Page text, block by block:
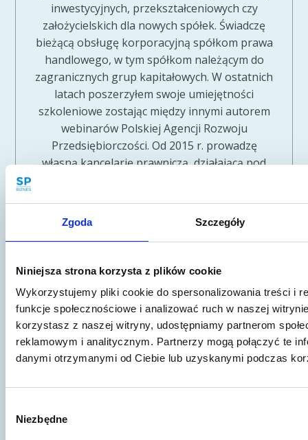
Zgoda Szczegóły
Niniejsza strona korzysta z plików cookie
Wykorzystujemy pliki cookie do spersonalizowania treści i
funkcje społecznościowe i analizować ruch w naszej
korzystasz z naszej witryny, udostępniamy partnerom
reklamowym i analitycznym. Partnerzy mogą połączyć te
danymi otrzymanymi od Ciebie lub uzyskanymi podczas
zgody
Niezbędne
inwestycyjnych, przekształceniowych czy
założycielskich dla nowych spółek. Świadczę
bieżącą obsługę korporacyjną spółkom prawa
handlowego, w tym spółkom należącym do
zagranicznych grup kapitałowych. W ostatnich
latach poszerzyłem swoje umiejętności
szkoleniowe zostając między innymi autorem
webinarów Polskiej Agencji Rozwoju
Przedsiębiorczości. Od 2015 r. prowadzę
własną kancelarię prawniczą, działającą pod
specjalizujących się w obsłudze prawnej
przedsiębiorców - ze szczególnym
nowych technologii, prawa własności
czy tematyki start-up.
Pokaż inne publikacje
Artykuł to za mało?